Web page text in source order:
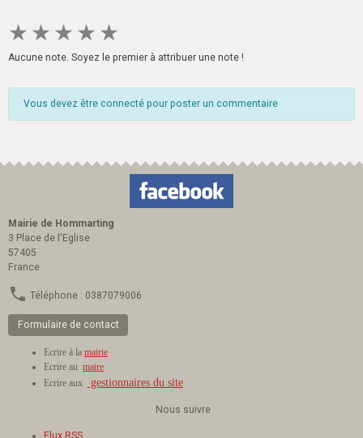
★ ★ ★ ★ ★
Aucune note. Soyez le premier à attribuer une note !
Vous devez être connecté pour poster un commentaire
Mairie de Hommarting
3 Place de l'Eglise
57405
France
Téléphone : 0387079006
Formulaire de contact
Ecrire à la mairie
Ecrire au maire
Ecrire aux
gestionnaires du site
Nous suivre
Flux RSS